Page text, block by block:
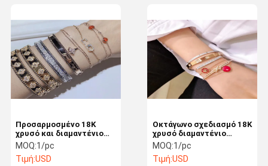
Οκτάγωνο σχεδιασμό 18K
χρυσό διαμαντένιο
βραχιόλι, εξελιγμένα
κοσμήματα
MOQ:1/pc
Τιμή:USD
Προσαρμοσμένο 18K
χρυσό και διαμαντένιο
βραχιόλι για σύζυγο /
φίλη χρυσαφικά του
Ντουμπάι χονδρικό
MOQ:1/pc
Τιμή:USD